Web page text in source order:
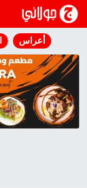
انتقل إلى المحتوى
أعراس